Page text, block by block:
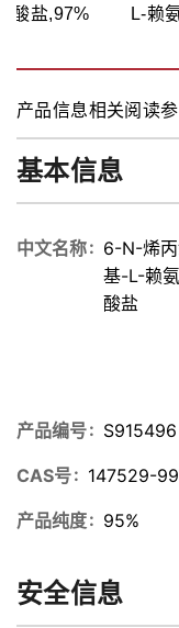
酸盐,97%
L-赖
产品信息相关阅读
基本信息
中文名称
6-N-烯
基-L-赖
酸盐
产品编号 S915496
CAS号 147529-
产品纯度 95%
安全信息